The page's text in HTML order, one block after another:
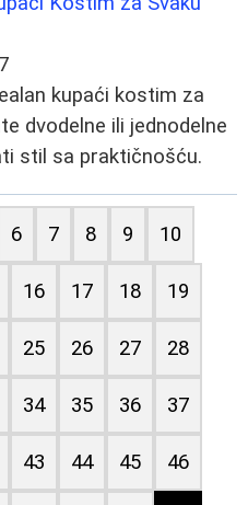
kupaći kostim za
dvodelne ili jednodelne
stil sa praktičnošću.
6 7 8 9 10
16 17 18 19
25 26 27 28
34 35 36 37
43 44 45 46